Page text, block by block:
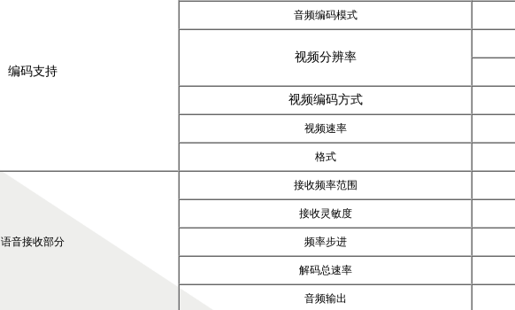
编码支持
音频编码模式
视频分辨率
视频编码方式
视频速率
格式
语音接收部分
接收频率范围
接收灵敏度
频率步进
解码总速率
音频输出